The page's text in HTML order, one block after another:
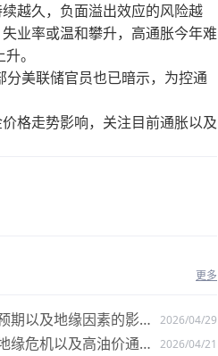
越久，负面溢出效应的风险越
业率或温和攀升，高通胀今年难
。
美联储官员也已暗示，为控通
格走势影响，关注目前通胀以及
更多
期以及地缘因素的影响
2026/04/29
缘危机以及高油价通胀 2026/04/21